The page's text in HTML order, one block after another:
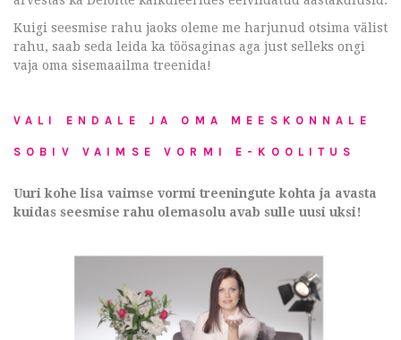
Kuigi seesmise rahu jaoks oleme me harjunud otsima välist
rahu, saab seda leida ka töösaginas aga just selleks ongi
vaja oma sisemaailma treenida!
VALI ENDALE JA OMA MEESKONNALE
SOBIV VAIMSE VORMI E-KOOLITUS
Uuri kohe lisa vaimse vormi treeningute kohta ja avasta
kuidas seesmise rahu olemasolu avab sulle uusi uksi!